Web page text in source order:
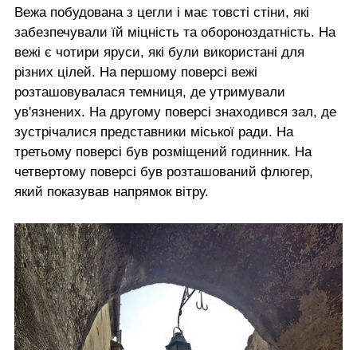
Вежа побудована з цегли і має товсті стіни, які
забезпечували їй міцність та обороноздатність. На
вежі є чотири яруси, які були використані для
різних цілей. На першому поверсі вежі
розташовувалася темниця, де утримували
ув'язнених. На другому поверсі знаходився зал, де
зустрічалися представники міської ради. На
третьому поверсі був розміщений годинник. На
четвертому поверсі був розташований флюгер,
який показував напрямок вітру.